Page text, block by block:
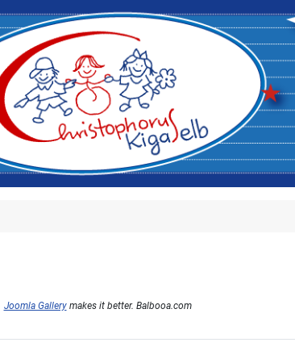
Joomla Gallerymakes it better. Balbooa.com